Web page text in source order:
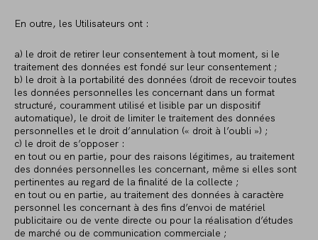
En outre, les Utilisateurs ont :
a) le droit de retirer leur consentement à tout moment, si le
traitement des données est fondé sur leur consentement ;
b) le droit à la portabilité des données (droit de recevoir toutes
les données personnelles les concernant dans un format
structuré, couramment utilisé et lisible par un dispositif
automatique), le droit de limiter le traitement des données
personnelles et le droit d’annulation (« droit à l’oubli ») ;
c) le droit de s’opposer :
en tout ou en partie, pour des raisons légitimes, au traitement
des données personnelles les concernant, même si elles sont
pertinentes au regard de la finalité de la collecte ;
en tout ou en partie, au traitement des données à caractère
personnel les concernant à des fins d’envoi de matériel
publicitaire ou de vente directe ou pour la réalisation d’études
de marché ou de communication commerciale ;